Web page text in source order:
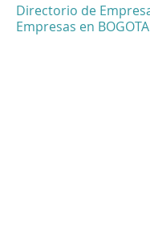
Directorio de
Empresas en